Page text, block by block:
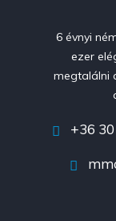
6 évnyi
ezer
megtalálni
+36